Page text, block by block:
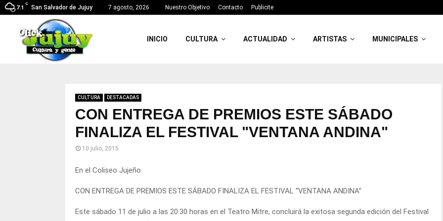
7.1
C
San Salvador de Jujuy 7 agosto, 2026 Nuestro Objetivo Contacto Publicite
INICIO CULTURA ACTUALIDAD ARTISTAS MUNICIPALES
CULTURA DESTACADAS
CON ENTREGA DE PREMIOS ESTE SÁBADO
FINALIZA EL FESTIVAL "VENTANA ANDINA"
10 julio, 2015
En el Coliseo Jujeño
CON ENTREGA DE PREMIOS ESTE SÁBADO FINALIZA EL FESTIVAL “VENTANA ANDINA”
Este sábado 11 de julio a las 20:30 horas en el Teatro Mitre, concluirá la exitosa segunda edición del Festival